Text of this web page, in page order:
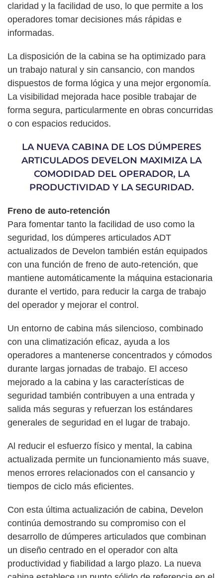
claridad y la facilidad de uso, lo que permite a los
operadores tomar decisiones más rápidas e
informadas.
La disposición de la cabina se ha optimizado para
un trabajo natural y sin cansancio, con mandos
dispuestos de forma lógica y una mejor ergonomía.
La visibilidad mejorada hace posible trabajar de
forma segura, particularmente en obras concurridas
o con espacios reducidos.
LA NUEVA CABINA DE LOS DÚMPERES
ARTICULADOS DEVELON MAXIMIZA LA
COMODIDAD DEL OPERADOR, LA
PRODUCTIVIDAD Y LA SEGURIDAD.
Freno de auto-retención
Para fomentar tanto la facilidad de uso como la
seguridad, los dúmperes articulados ADT
actualizados de Develon también están equipados
con una función de freno de auto-retención, que
mantiene automáticamente la máquina estacionaria
durante el vertido, para reducir la carga de trabajo
del operador y mejorar el control.
Un entorno de cabina más silencioso, combinado
con una climatización eficaz, ayuda a los
operadores a mantenerse concentrados y cómodos
durante largas jornadas de trabajo. El acceso
mejorado a la cabina y las características de
seguridad también contribuyen a una entrada y
salida más seguras y refuerzan los estándares
generales de seguridad en el lugar de trabajo.
Al reducir el esfuerzo físico y mental, la cabina
actualizada permite un funcionamiento más suave,
menos errores relacionados con el cansancio y
tiempos de ciclo más eficientes.
Con esta última actualización de cabina, Develon
continúa demostrando su compromiso con el
desarrollo de dúmperes articulados que combinan
un diseño centrado en el operador con alta
productividad y fiabilidad a largo plazo. La nueva